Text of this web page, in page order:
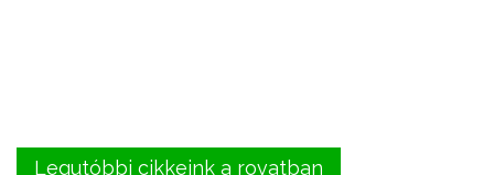
Legutóbbi cikkeink a rovatban